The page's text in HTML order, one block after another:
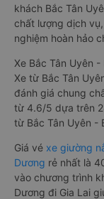
khách Bắc Tân
chất lượng dịch
nghiệm hoàn hảo
Xe Bắc Tân Uyên
Xe từ Bắc Tân
đánh giá chung
từ 4.6/5 dựa trên
từ Bắc Tân Uyên -
Giá vé xe giường
Dương rẻ nhất là
vào chương trình
Dương đi Gia Lai